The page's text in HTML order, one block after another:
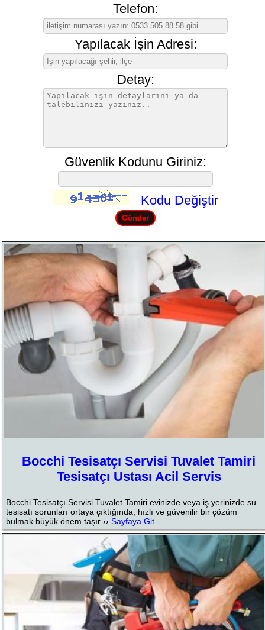
Telefon:
Yapılacak İşin Adresi:
Detay:
Güvenlik Kodunu Giriniz:
Kodu Değiştir
Bocchi Tesisatçı Servisi Tuvalet Tamiri
Tesisatçı Ustası Acil Servis
Bocchi Tesisatçı Servisi Tuvalet Tamiri evinizde veya iş yerinizde su
tesisatı sorunları ortaya çıktığında, hızlı ve güvenilir bir çözüm
bulmak büyük önem taşır ››Sayfaya Git